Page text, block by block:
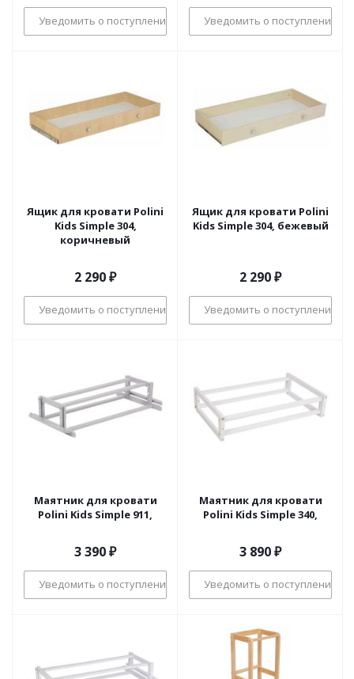
Уведомить о поступлении Уведомить о поступлении
Ящик для кровати Polini
Kids Simple 304,
коричневый
2 290₽
Уведомить о поступлении
Ящик для кровати Polini
Kids Simple 304, бежевый
2 290₽
Уведомить о поступлении
Маятник для кровати
Polini Kids Simple 911,
3 390₽
Уведомить о поступлении
Маятник для кровати
Polini Kids Simple 340,
3 890₽
Уведомить о поступлении